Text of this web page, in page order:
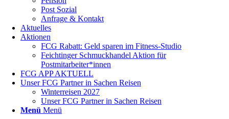
Post Sozial
Anfrage & Kontakt
Aktuelles
Aktionen
FCG Rabatt: Geld sparen im Fitness-Studio
Feichtinger Schmuckhandel Aktion für
Postmitarbeiter*innen
FCG APP AKTUELL
Unser FCG Partner in Sachen Reisen
Winterreisen 2027
Unser FCG Partner in Sachen Reisen
Menü Menü